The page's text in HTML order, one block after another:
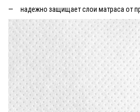
надежно защищает слои матраса от